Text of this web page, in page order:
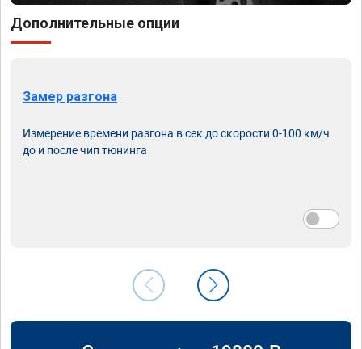
Дополнительные опции
Замер разгона
Измерение времени разгона в сек до скорости 0-100 км/ч
до и после чип тюнинга